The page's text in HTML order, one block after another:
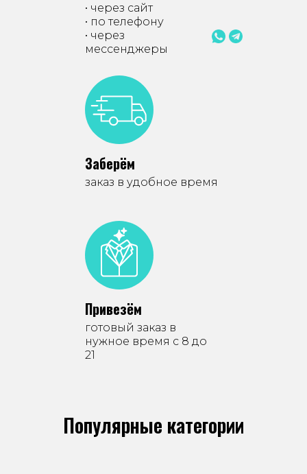
Заберём
заказ в удобное время
• через сайт
• по телефону
• через
мессенджеры
Привезём
готовый заказ в
нужное время с 8 до
21
Популярные категории